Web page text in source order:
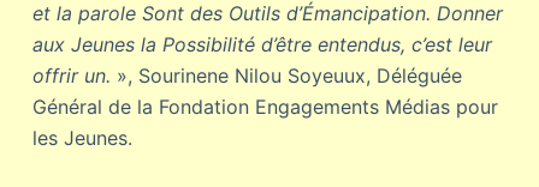
et la parole Sont des Outils d’Émancipation. Donner
aux Jeunes la Possibilité d’être entendus, c’est leur
offrir un. », Sourinene Nilou Soyeuux, Déléguée
Général de la Fondation Engagements Médias pour
les Jeunes.